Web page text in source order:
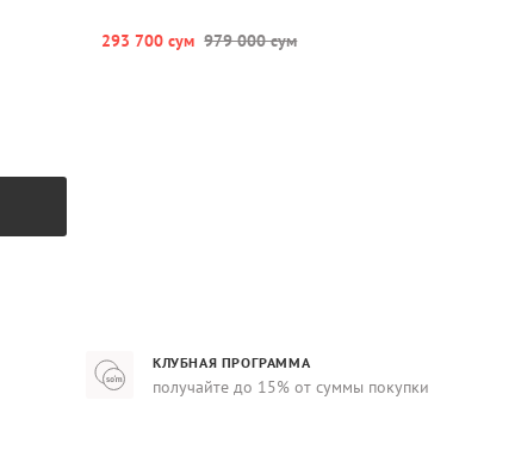
293 700 сум 979 000 сум
КЛУБНАЯ ПРОГРАММА
получайте до 15% от суммы покупки